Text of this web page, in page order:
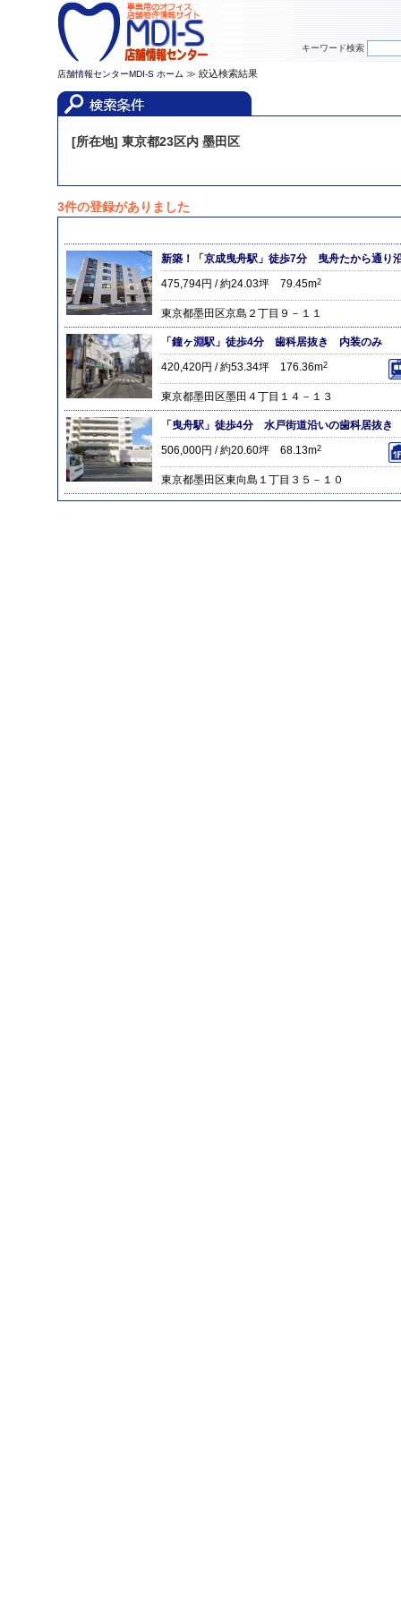
キーワード検索
店舗情報センターMDI-S ホーム ≫ 絞込検索結果
[所在地] 東京都23区内 墨田区
3件の登録がありました
新築！「京成曳舟駅」徒歩7分 曳舟たから通り
475,794円 / 約24.03坪 79.45m2
東京都墨田区京島２丁目９－１１
「鐘ヶ淵駅」徒歩4分 歯科居抜き 内装のみ
420,420円 / 約53.34坪 176.36m2
東京都墨田区墨田４丁目１４－１３
「曳舟駅」徒歩4分 水戸街道沿いの歯科居抜
506,000円 / 約20.60坪 68.13m2
東京都墨田区東向島１丁目３５－１０